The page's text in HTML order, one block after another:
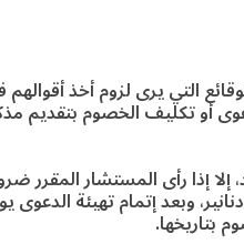
التي يرى لزوم أخذ أقوالهم
أو تكليف الخصوم بتقديم
إذا رأى المستشار المقرر
وبعد إتمام تهيئة الدعوى
بتاريخها.